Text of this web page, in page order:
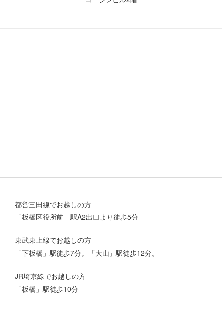
都営三田線でお越しの方
「板橋区役所前」駅A2出口より徒歩5分
東武東上線でお越しの方
「下板橋」駅徒歩7分。「大山」駅徒歩12分。
JR埼京線でお越しの方
「板橋」駅徒歩10分